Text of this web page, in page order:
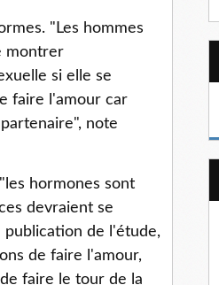
"Les hommes
montrer
si elle se
faire l'amour car
note
hormones sont
devraient se
publication de l'étude,
de faire l'amour,
faire le tour de la